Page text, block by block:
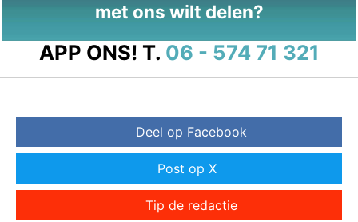
met ons wilt delen?
APP ONS! T. 06 - 574 71 321
Deel op Facebook
Post op X
Tip de redactie